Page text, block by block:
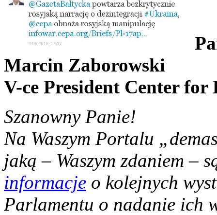
Marcin Zaborowski
V-ce President Center
Szanowny Panie!
Na Waszym Portalu
jaką – Waszym zdaniem –
informacje o kolejnych
Parlamentu o nadanie ich